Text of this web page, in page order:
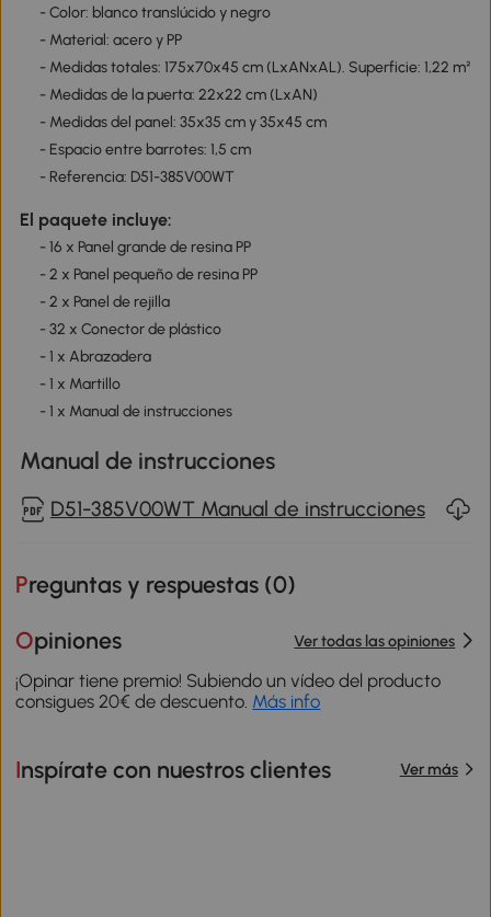
- Color: blanco translúcido y negro
- Material: acero y PP
- Medidas totales: 175x70x45 cm (LxANxAL). Superficie: 1,22 m²
- Medidas de la puerta: 22x22 cm (LxAN)
- Medidas del panel: 35x35 cm y 35x45 cm
- Espacio entre barrotes: 1,5 cm
- Referencia: D51-385V00WT
El paquete incluye:
- 16 x Panel grande de resina PP
- 2 x Panel pequeño de resina PP
- 2 x Panel de rejilla
- 32 x Conector de plástico
- 1 x Abrazadera
- 1 x Martillo
- 1 x Manual de instrucciones
Manual de instrucciones
D51-385V00WT Manual de instrucciones
Preguntas y respuestas (0)
Opiniones Ver todas las opiniones
¡Opinar tiene premio! Subiendo un vídeo del producto
consigues 20€ de descuento. Más info
Inspírate con nuestros clientes Ver más